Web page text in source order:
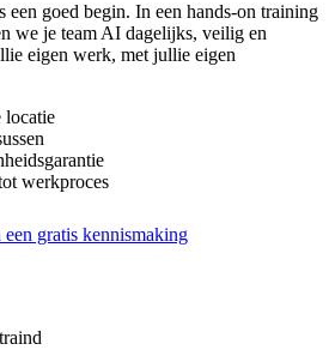
een goed begin. In een hands-on training
we je team AI dagelijks, veilig en
eigen werk, met jullie eigen
locatie
werkproces
een gratis kennismaking